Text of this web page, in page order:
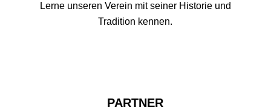
Lerne unseren Verein mit seiner Historie und
Tradition kennen.
PARTNER